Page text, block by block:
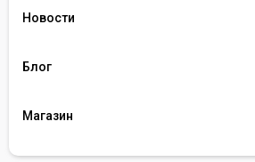
Новости
Блог
Магазин